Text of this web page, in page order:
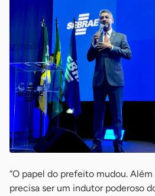
“O papel do prefeito mudou.
precisa ser um indutor poderoso